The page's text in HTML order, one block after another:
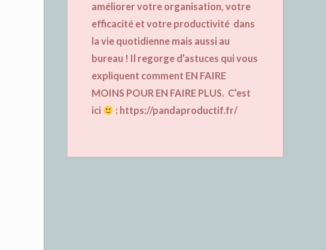
améliorer votre organisation, votre
efficacité et votre productivité dans
la vie quotidienne mais aussi au
bureau ! Il regorge d’astuces qui vous
expliquent comment EN FAIRE
MOINS POUR EN FAIRE PLUS. C’est
ici
: https://pandaproductif.fr/